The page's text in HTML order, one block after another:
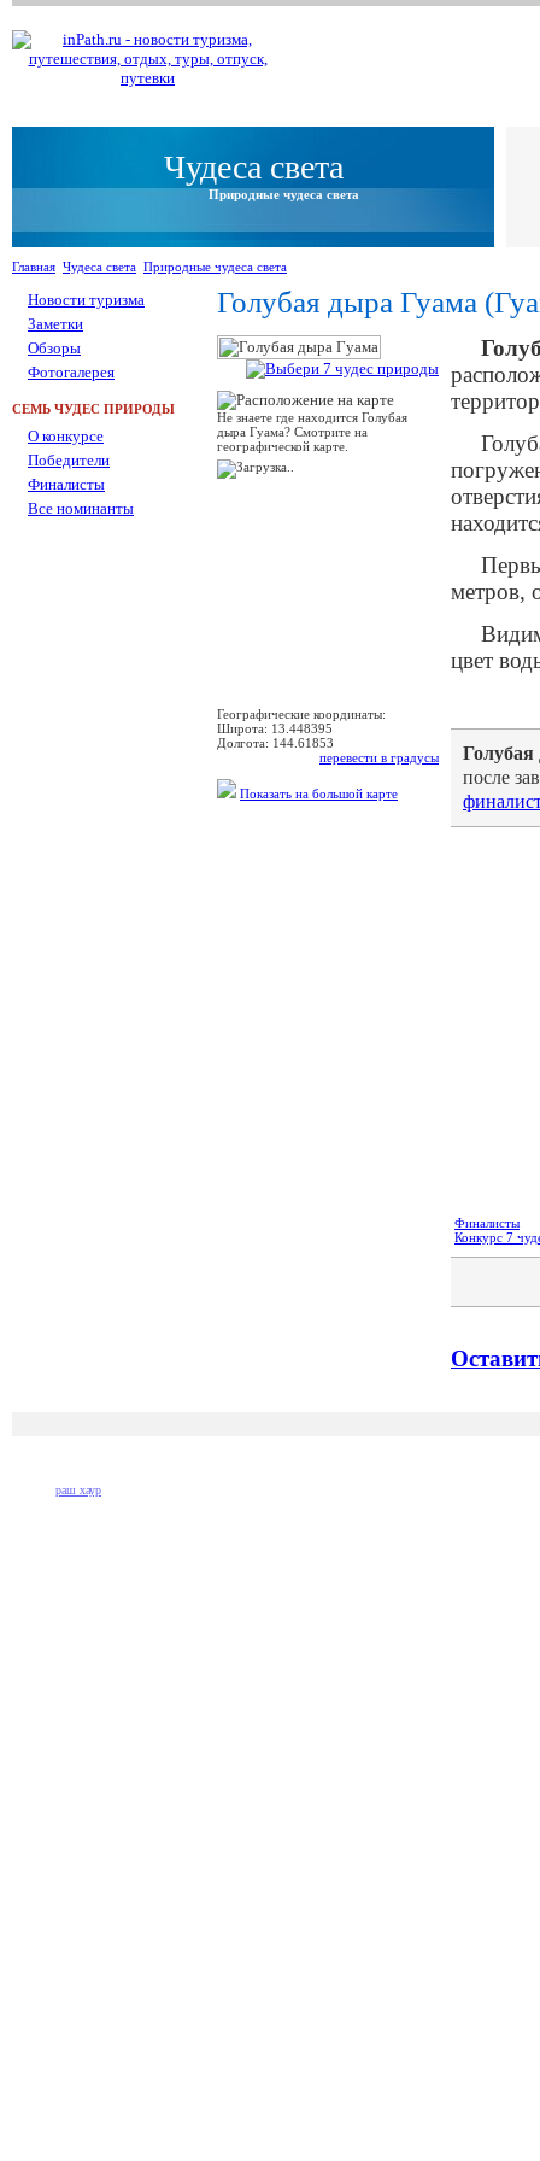
Чудеса света
Природные чудеса света
Главная Чудеса света Природные чудеса света
Новости туризма
Заметки
Обзоры
Фотогалерея
СЕМЬ ЧУДЕС ПРИРОДЫ
О конкурсе
Победители
Финалисты
Все номинанты
Голубая дыра Гуама
Не знаете где находится Голубая
дыра Гуама? Смотрите на
географической карте.
Географические координаты:
Широта: 13.448395
Долгота: 144.61853
перевести в градусы
Показать на большой карте
метров,
цвет
после
Финалисты
Конкурс 7
раш хаур